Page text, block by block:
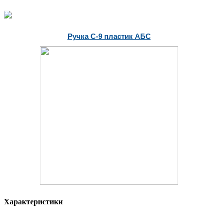
Ручка С-9 пластик АБС
Характеристики